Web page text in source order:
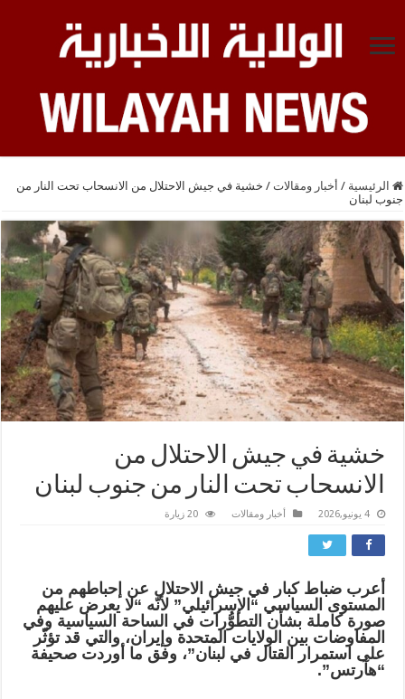
الرئيسية / أخبار ومقالات / خشية في جيش الاحتلال من الانسحاب تحت النار من
جنوب لبنان
خشية في جيش الاحتلال من
الانسحاب تحت النار من جنوب لبنان
4 يونيو,2026 أخبار ومقالات 20 زيارة
أعرب ضباط كبار في جيش الاحتلال عن إحباطهم من
المستوى السياسي “الإسرائيلي” لأنّه “لا يعرض عليهم
صورة كاملة بشأن التطوُّرات في الساحة السياسية وفي
المفاوضات بين الولايات المتحدة وإيران، والتي قد تؤثّر
على استمرار القتال في لبنان”، وفق ما أوردت صحيفة
“هآرتس”.